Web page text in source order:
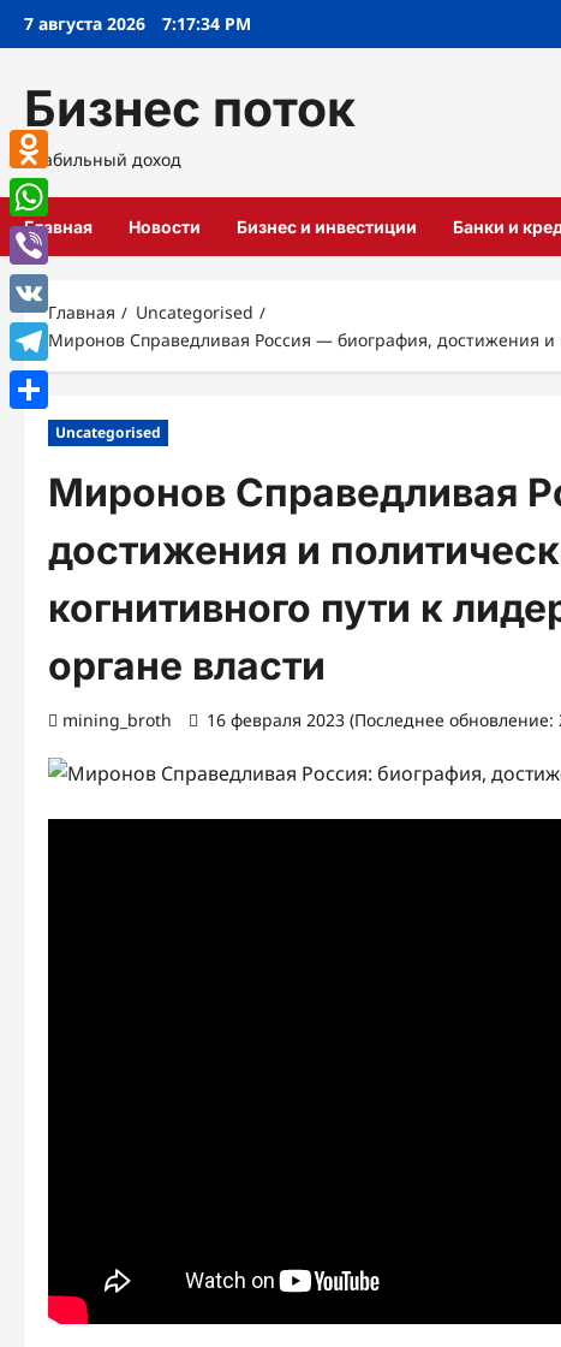
Перейти
7 августа 2026 7:17:35 PM
Бизнес поток
Стабильный доход
Главная Новости Бизнес и инвестиции Банки и
Главная
Uncategorised
Миронов Справедливая Россия — биография, достижения и
Uncategorised
Миронов Справедливая
достижения и
когнитивного пути к
органе власти
mining_broth 16 февраля 2023 (Последнее обновление:
Odnoklassniki
WhatsApp
Viber
VK
Telegram
Отправить